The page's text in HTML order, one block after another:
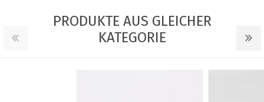
PRODUKTE AUS GLEICHER
KATEGORIE